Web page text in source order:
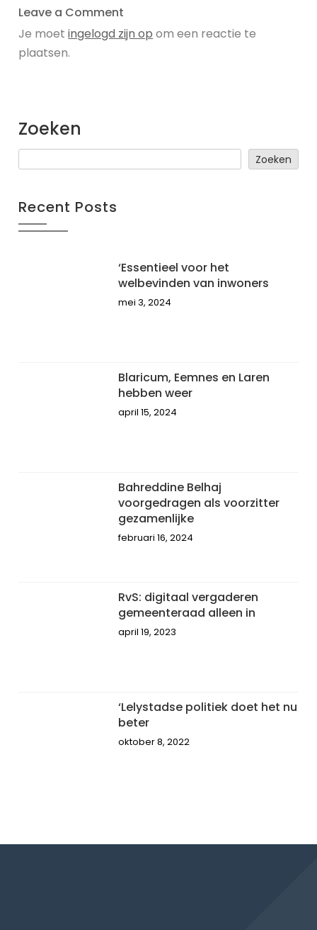
Leave a Comment
Je moetingelogd zijn op om een reactie te
plaatsen.
Zoeken
Zoeken
Recent Posts
‘Essentieel voor het
welbevinden van inwoners
mei 3, 2024
Blaricum, Eemnes en Laren
hebben weer
april 15, 2024
Bahreddine Belhaj
voorgedragen als voorzitter
gezamenlijke
februari 16, 2024
RvS: digitaal vergaderen
gemeenteraad alleen in
april 19, 2023
‘Lelystadse politiek doet het nu
beter
oktober 8, 2022